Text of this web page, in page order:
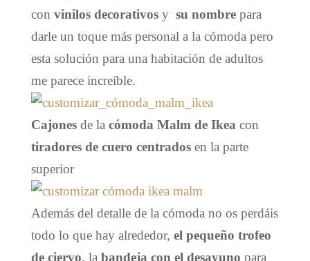
con vinilos decorativosy su nombrepara
darle un toque más personal a la cómoda pero
esta solución para una habitación de adultos
me parece increíble.
Cajonesde la cómoda Malm de Ikea con
tiradores de cuero centradosen la parte
superior
Además del detalle de la cómoda no os perdáis
todo lo que hay alrededor, el pequeño trofeo
de ciervo, la bandeja con el desayuno para